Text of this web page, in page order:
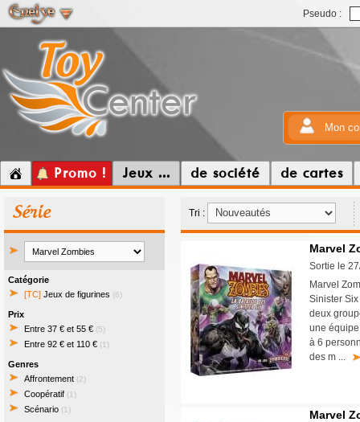
Pseudo :
Mon
Promo ! Jeux ... de société de cartes
Série
Catégorie
[TC] Jeux de figurines (6)
Prix
Entre 37 € et 55 € (5)
Entre 92 € et 110 € (1)
Genres
Affrontement (2)
Coopératif (1)
Scénario (1)
Tri :
Marvel
Sortie le
Marvel
Sinister
deux
une
à 6
des m ...
Marvel